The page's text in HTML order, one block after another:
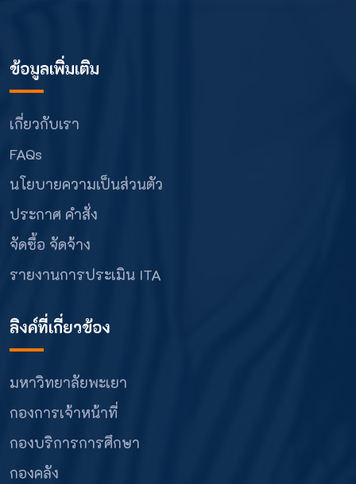
ข้อมูลเพิ่มเติม
เกี่ยวกับเรา
FAQs
นโยบายความเป็นส่วนตัว
ประกาศ คำสั่ง
จัดซื้อ จัดจ้าง
รายงานการประเมิน ITA
ลิงค์ที่เกี่ยวข้อง
มหาวิทยาลัยพะเยา
กองการเจ้าหน้าที่
กองบริการการศึกษา
กองคลัง